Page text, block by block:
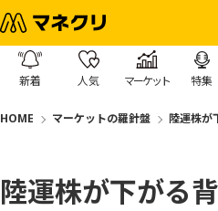
新着 人気 マーケット 特集
HOME マーケットの羅針盤 陸運株が
陸運株が下がる